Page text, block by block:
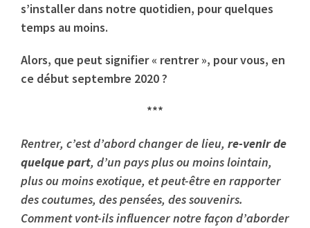
s’installer dans notre quotidien, pour quelques
temps au moins.
Alors, que peut signifier « rentrer », pour vous, en
ce début septembre 2020 ?
***
Rentrer, c’est d’abord changer de lieu, re-venirde
quelque part, d’un pays plus ou moins lointain,
plus ou moins exotique, et peut-être en rapporter
des coutumes, des pensées, des souvenirs.
Comment vont-ils influencer notre façon d’aborder